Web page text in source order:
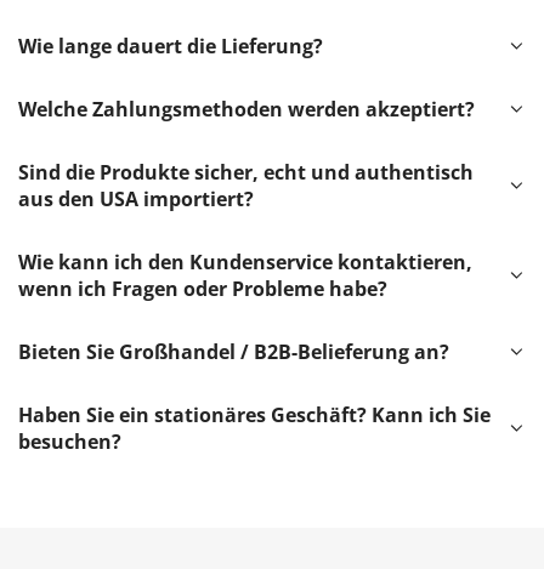
Wie lange dauert die Lieferung?
Welche Zahlungsmethoden werden akzeptiert?
Sind die Produkte sicher, echt und authentisch
aus den USA importiert?
Wie kann ich den Kundenservice kontaktieren,
wenn ich Fragen oder Probleme habe?
Bieten Sie Großhandel / B2B-Belieferung an?
Haben Sie ein stationäres Geschäft? Kann ich Sie
besuchen?